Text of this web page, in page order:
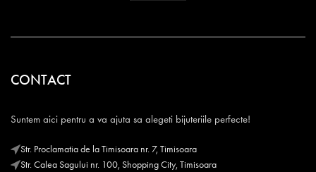
CONTACT
Suntem aici pentru a va ajuta sa alegeti bijuteriile perfecte!
Str. Proclamatia de la Timisoara nr. 7, Timisoara
Str. Calea Sagului nr. 100, Shopping City, Timisoara